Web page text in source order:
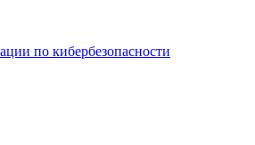
по кибербезопасности